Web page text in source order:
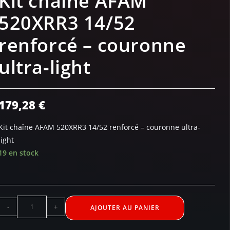
14/52
– couronne
light
€
chaîne AFAM 520XRR3 14/52 renforcé – couronne ultra-
en stock
- + AJOUTER AU PANIER